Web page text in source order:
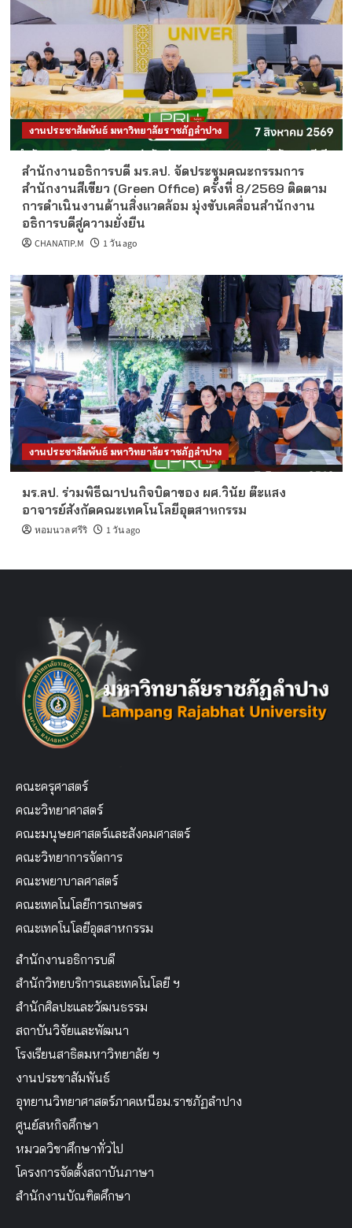
งานประชาสัมพันธ์ มหาวิทยาลัยราชภัฏลำปาง
สำนักงานอธิการบดี มร.ลป. จัดประชุมคณะกรรมการ
สำนักงานสีเขียว (Green Office) ครั้งที่ 8/2569 ติดตาม
การดำเนินงานด้านสิ่งแวดล้อม มุ่งขับเคลื่อนสำนักงาน
อธิการบดีสู่ความยั่งยืน
CHANATIP.M 1 วัน ago
งานประชาสัมพันธ์ มหาวิทยาลัยราชภัฏลำปาง
มร.ลป. ร่วมพิธีฌาปนกิจบิดาของ ผศ.วินัย ต๊ะแสง
อาจารย์สังกัดคณะเทคโนโลยีอุตสาหกรรม
หอมนวล ศรีริ 1 วัน ago
คณะครุศาสตร์
คณะวิทยาศาสตร์
คณะมนุษยศาสตร์และสังคมศาสตร์
คณะวิทยาการจัดการ
คณะพยาบาลศาสตร์
คณะเทคโนโลยีการเกษตร
คณะเทคโนโลยีอุตสาหกรรม
สำนักงานอธิการบดี
สำนักวิทยบริการและเทคโนโลยี ฯ
สำนักศิลปะและวัฒนธรรม
สถาบันวิจัยและพัฒนา
โรงเรียนสาธิตมหาวิทยาลัย ฯ
งานประชาสัมพันธ์
อุทยานวิทยาศาสตร์ภาคเหนือม.ราชภัฏลำปาง
ศูนย์สหกิจศึกษา
หมวดวิชาศึกษาทั่วไป
โครงการจัดตั้งสถาบันภาษา
สำนักงานบัณฑิตศึกษา